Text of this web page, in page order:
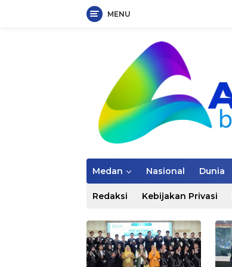
MENU
Medan Nasional Dunia
Redaksi Kebijakan Privasi